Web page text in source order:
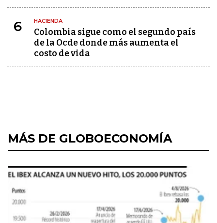
6 HACIENDA
Colombia sigue como el segundo país
de la Ocde donde más aumenta el
costo de vida
MÁS DE GLOBOECONOMÍA